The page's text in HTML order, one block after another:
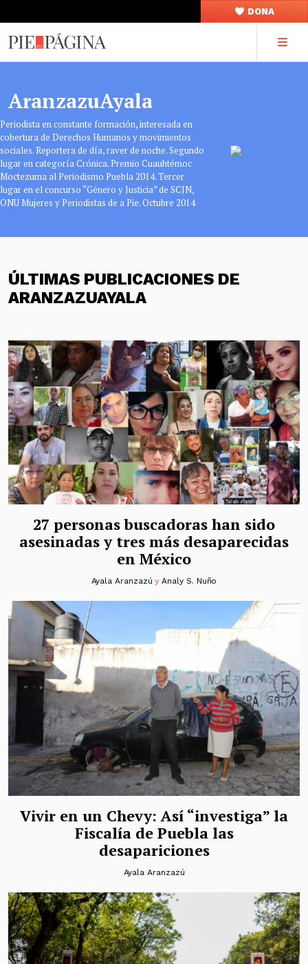
DONA
AranzazuAyala
Periodista en constante formación, interesada en
cobertura de Derechos Humanos y movimientos
sociales. Reportera de día, raver de noche. Segundo
lugar en categoría Crónica. Premio Cuauhtémoc
Moctezuma al Periodismo Puebla 2014. Tercer
lugar en el concurso “Género y Justicia” de SCJN,
ONU Mujeres y Periodistas de a Pie. Octubre 2014
ÚLTIMAS PUBLICACIONES DE
ARANZAZUAYALA
27 personas buscadoras han sido
asesinadas y tres más desaparecidas
en México
Ayala Aranzazú yAnaly S. Nuño
Vivir en un Chevy: Así “investiga” la
Fiscalía de Puebla las
desapariciones
Ayala Aranzazú